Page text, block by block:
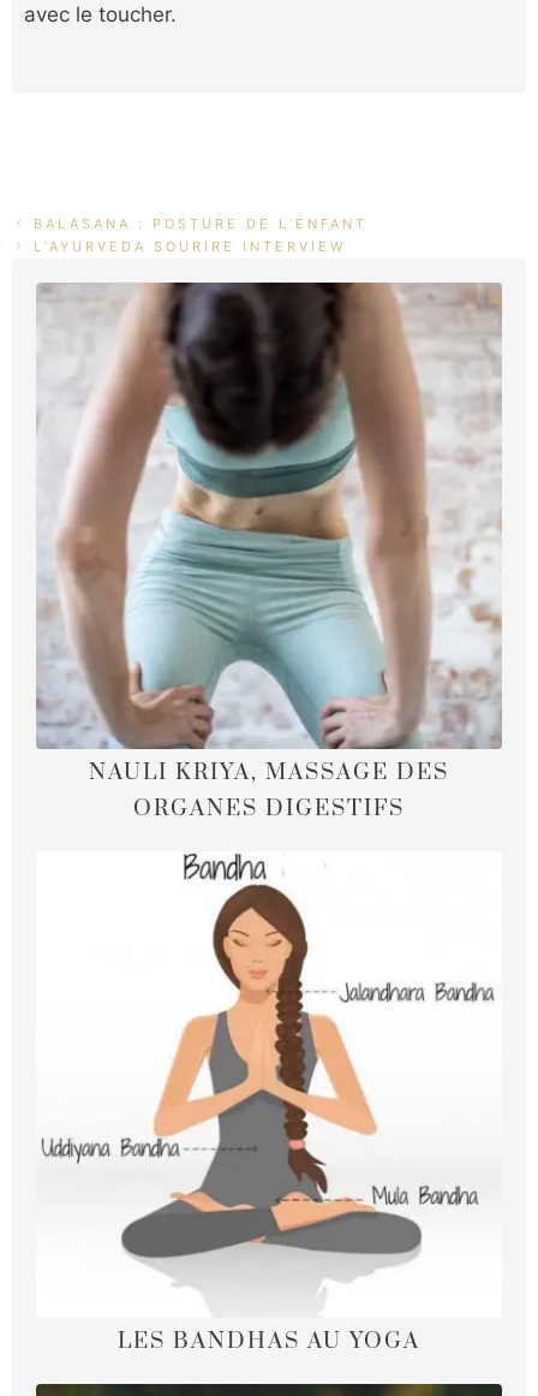
avec le toucher.
BALASANA : POSTURE DE L’ENFANT
L’AYURVEDA SOURIRE INTERVIEW
NAULI KRIYA, MASSAGE DES
ORGANES DIGESTIFS
LES BANDHAS AU YOGA